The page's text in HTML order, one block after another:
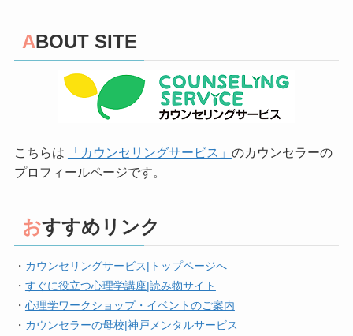
ABOUT SITE
こちらは 「カウンセリングサービス」 のカウンセラーの
プロフィールページです。
おすすめリンク
・ カウンセリングサービス|トップページへ
・ すぐに役立つ心理学講座|読み物サイト
・ 心理学ワークショップ・イベントのご案内
・ カウンセラーの母校|神戸メンタルサービス